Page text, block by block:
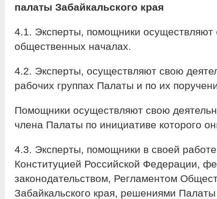
палаты Забайкальского края
4.1. Эксперты, помощники осуществляют
общественных началах.
4.2. Эксперты, осуществляют свою
рабочих группах Палаты и по их
Помощники осуществляют свою
члена Палаты по инициативе которого
4.3. Эксперты, помощники в своей
Конституцией Российской Федерации,
законодательством, Регламентом
Забайкальского края, решениями